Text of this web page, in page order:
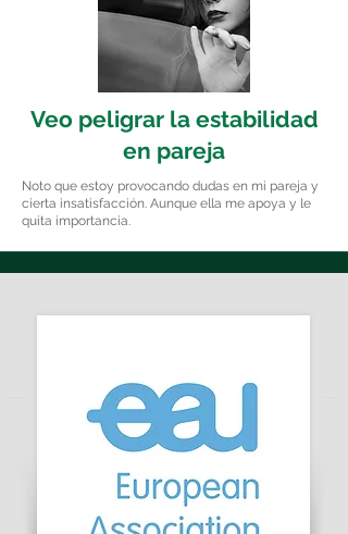
Veo peligrar la estabilidad
en pareja
Noto que estoy provocando dudas en mi pareja y
cierta insatisfacción. Aunque ella me apoya y le
quita importancia.